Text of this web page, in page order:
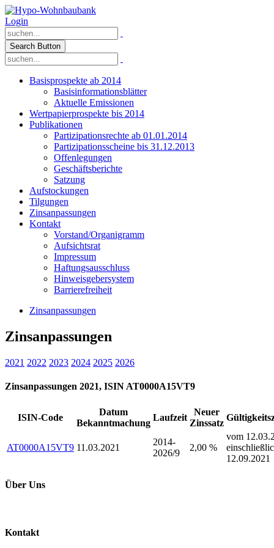
Login
Search Button
Basisprospekte ab 2014
Basisinformationsblätter
Aktuelle Emissionen
Wertpapierprospekte bis 2014
Publikationen
Partizipationsrechte ab 01.01.2014
Partizipationsscheine bis 31.12.2013
Offenlegungen
Geschäftsberichte
Satzung
Aufstockungen
Tilgungen
Zinsanpassungen
Kontakt
Vorstand/Organigramm
Aufsichtsrat
Impressum
Haftungsausschluss
Hinweisgebersystem
Barrierefreiheit
Zinsanpassungen
Zinsanpassungen
2021 2022 2023 2024 2025 2026
Zinsanpassungen 2021, ISIN AT0000A15VT9
ISIN-Code
Datum
Bekanntmachung
Laufzeit
Neuer
Zinssatz
AT0000A15VT9 11.03.2021
2014-
2026/9
2,00 %
vom
12.09.2021
Über Uns
Kontakt